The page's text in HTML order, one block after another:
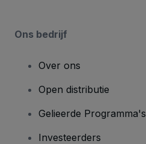
Ons bedrijf
Over ons
Open distributie
Gelieerde Programma's
Investeerders